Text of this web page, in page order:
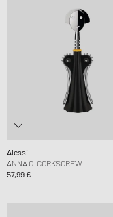
Alessi
ANNA G. CORKSCREW
57,99 €